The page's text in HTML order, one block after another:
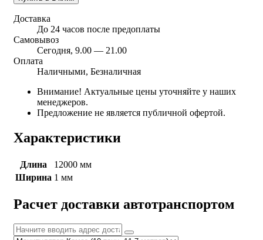
Доставка
До 24 часов после предоплаты
Самовывоз
Сегодня, 9.00 — 21.00
Оплата
Наличными, Безналичная
Внимание! Актуальные цены уточняйте у наших
менеджеров.
Предложение не является публичной офертой.
Характеристики
Длина
12000 мм
Ширина 1 мм
Расчет доставки автотранспортом